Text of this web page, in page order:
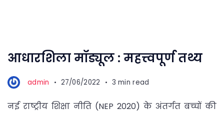
आधारशिला मॉड्यूल : महत्त्वपूर्ण तथ्य
admin 27/06/2022 3 min read
नई राष्ट्रीय शिक्षा नीति (NEP 2020) के अंतर्गत बच्चों की